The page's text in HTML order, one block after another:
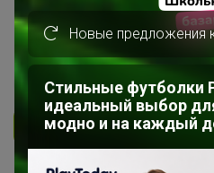
F5 JEANS -
поло, рубашки ✅
400 5.0 20.8K
Ответить
Новые предложения
Стильные футболки
идеальный выбор
модно и на каждый